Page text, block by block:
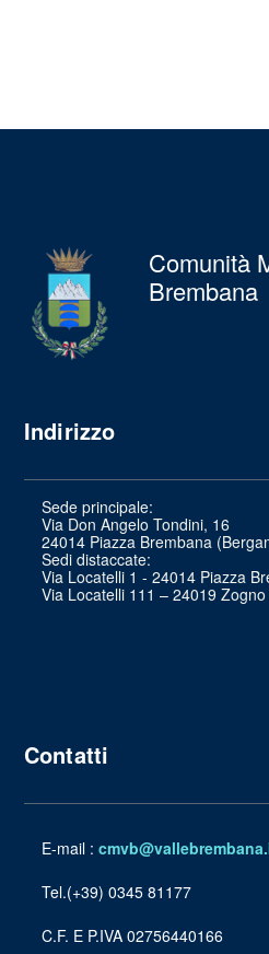
Comunità
Brembana
Indirizzo
Sede principale:
Via Don Angelo Tondini, 16
24014 Piazza Brembana
Sedi distaccate:
Via Locatelli 1 - 24014 Piazza
Via Locatelli 111 – 24019
Contatti
E-mail :
Tel.(+39) 0345 81177
C.F. E P.IVA 02756440166